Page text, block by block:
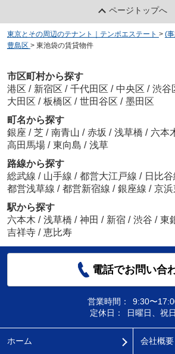
ページトップへ
東京とその周辺のテナント｜テンポエステート > (
豊島区 > 東池袋の賃貸物件
市区町村から探す
港区 / 新宿区 / 千代田区 / 中央区 / 渋谷
大田区 / 板橋区 / 世田谷区 / 墨田区
町名から探す
銀座 / 芝 / 南青山 / 赤坂 / 浅草橋 / 六本
高田馬場 / 東向島 / 浅草
路線から探す
総武線 / 山手線 / 都営大江戸線 / 日比谷
都営浅草線 / 都営新宿線 / 銀座線 / 京浜
駅から探す
六本木 / 浅草橋 / 神田 / 新宿 / 渋谷 / 東
吉祥寺 / 恵比寿
電話でお問い合
営業時間：
9:30〜
定休日：
日曜日、祝日
ホーム 会社概要